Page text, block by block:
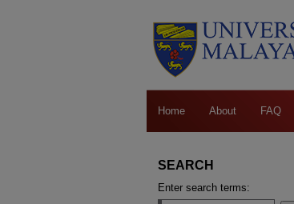
Home About FAQ
SEARCH
Enter search terms: